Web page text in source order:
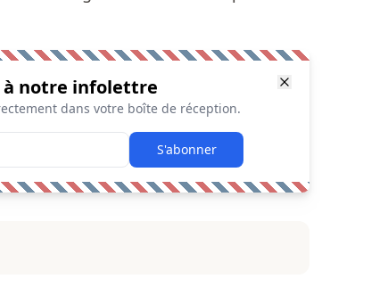
à notre infolettre
dans votre boîte de réception.
S'abonner